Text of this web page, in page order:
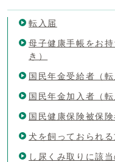
転入届
母子健康手帳をお
き）
国民年金受給者（転
国民年金加入者（転
国民健康保険被保険
犬を飼っておられる
し尿くみ取りに該当